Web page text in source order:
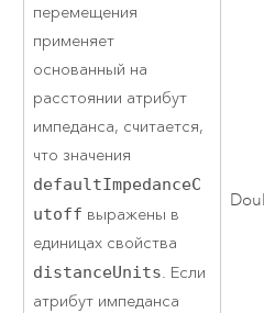
перемещения
применяет
основанный на
расстоянии атрибут
импеданса, считается,
что значения
defaultImpedanceC
utoff выражены в
единицах свойства
distanceUnits. Если
атрибут импеданса